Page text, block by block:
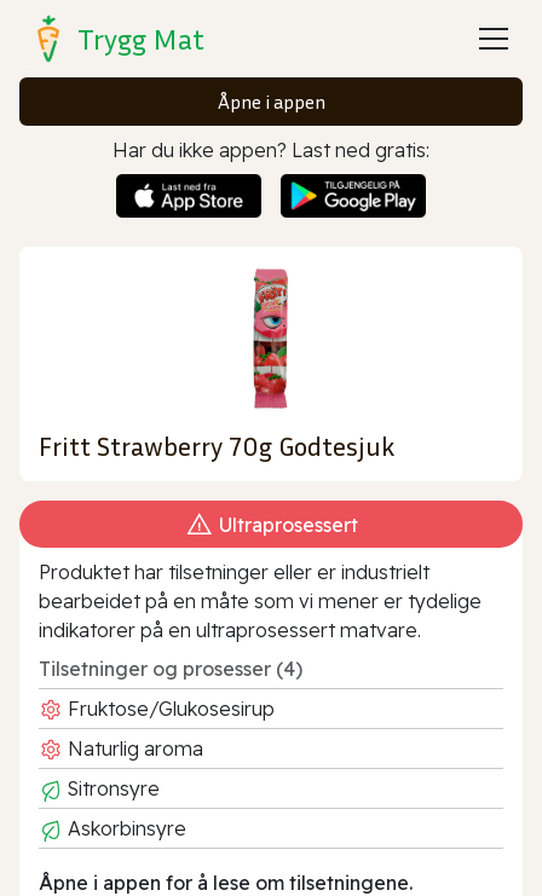
Trygg Mat
Åpne i appen
Har du ikke appen? Last ned gratis:
Fritt Strawberry 70g Godtesjuk
Ultraprosessert
Produktet har tilsetninger eller er industrielt
bearbeidet på en måte som vi mener er tydelige
indikatorer på en ultraprosessert matvare.
Tilsetninger og prosesser (4)
Fruktose/Glukosesirup
Naturlig aroma
Sitronsyre
Askorbinsyre
Åpne i appen for å lese om tilsetningene.